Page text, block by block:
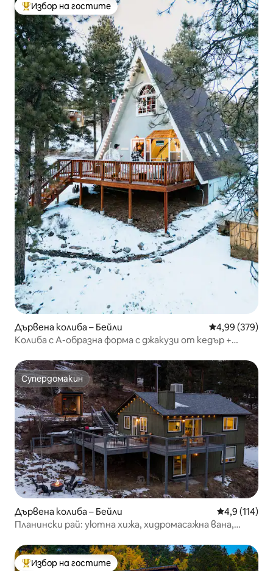
Най-популярен избор на гостите
Избор на гостите
Дървена колиба – Бейли Средна
4,99 (379)
Колиба с А-образна форма с джакузи от кедър +
Супердомакин
Супердомакин
Дървена колиба – Бейли Средна
4,9 (114)
Планински рай: уютна хижа, хидромасажна вана,
Най-популярен избор на гостите
Избор на гостите